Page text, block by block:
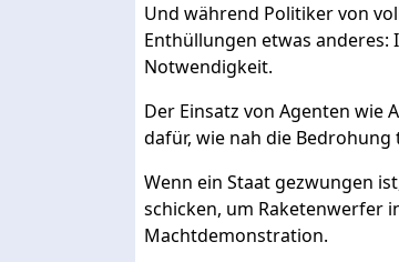
Und während Politiker von
Enthüllungen etwas
Notwendigkeit.
Der Einsatz von Agenten wie
dafür, wie nah die Bedrohung
Wenn ein Staat gezwungen
schicken, um Raketenwerfer
Machtdemonstration.